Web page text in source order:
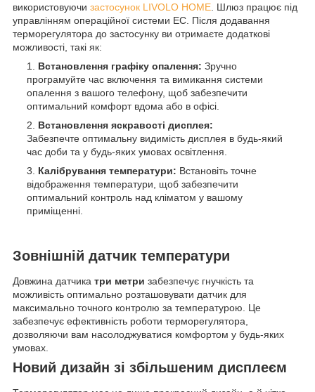
використовуючи застосунок LIVOLO HOME . Шлюз працює під
управлінням операційної системи EC. Після додавання
терморегулятора до застосунку ви отримаєте додаткові
можливості, такі як:
Встановлення графіку опалення: Зручно
програмуйте час включення та вимикання системи
опалення з вашого телефону, щоб забезпечити
оптимальний комфорт вдома або в офісі.
Встановлення яскравості дисплея:
Забезпечте оптимальну видимість дисплея в будь-який
час доби та у будь-яких умовах освітлення.
Калібрування температури: Встановіть точне
відображення температури, щоб забезпечити
оптимальний контроль над кліматом у вашому
приміщенні.
Зовнішній датчик температури
Довжина датчика три метри забезпечує гнучкість та
можливість оптимально розташовувати датчик для
максимально точного контролю за температурою. Це
забезпечує ефективність роботи терморегулятора,
дозволяючи вам насолоджуватися комфортом у будь-яких
умовах.
Новий дизайн зі збільшеним дисплеєм